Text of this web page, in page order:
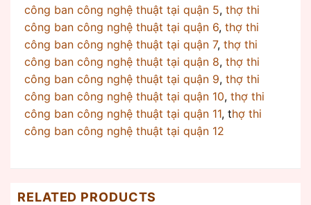
công ban công nghệ thuật tại quận 5, thợ thi
công ban công nghệ thuật tại quận 6, thợ thi
công ban công nghệ thuật tại quận 7, thợ thi
công ban công nghệ thuật tại quận 8, thợ thi
công ban công nghệ thuật tại quận 9, thợ thi
công ban công nghệ thuật tại quận 10, thợ thi
công ban công nghệ thuật tại quận 11, thợ thi
công ban công nghệ thuật tại quận 12
RELATED PRODUCTS